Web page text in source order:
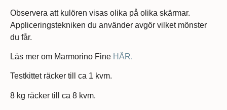
Observera att kulören visas olika på olika skärmar.
Appliceringstekniken du använder avgör vilket mönster
du får.
Läs mer om Marmorino Fine HÄR.
Testkittet räcker till ca 1 kvm.
8 kg räcker till ca 8 kvm.